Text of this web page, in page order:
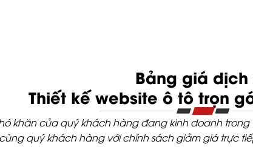
Bảng giá dịch
Thiết kế website ô tô trọn
khăn của quý khách hàng đang kinh doanh
quý khách hàng với chính sách giảm giá trực